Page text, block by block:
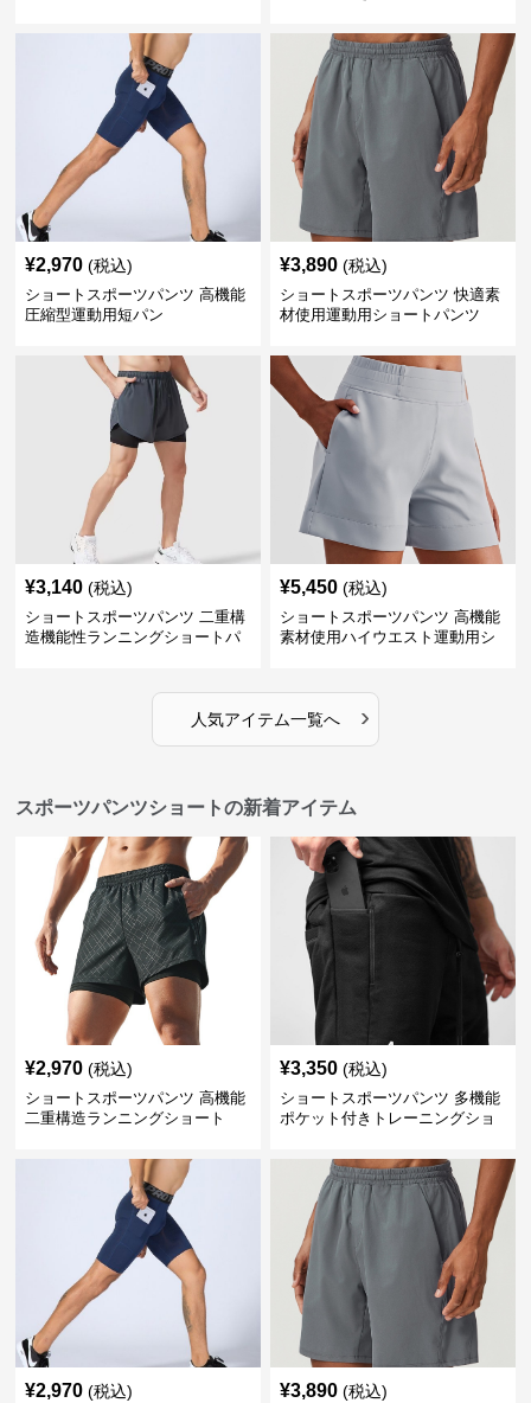
¥2,970 (税込)
ショートスポーツパンツ 高機能
圧縮型運動用短パン
¥3,890 (税込)
ショートスポーツパンツ 快適素
材使用運動用ショートパンツ
¥3,140 (税込)
ショートスポーツパンツ 二重構
造機能性ランニングショートパ
¥5,450 (税込)
ショートスポーツパンツ 高機能
素材使用ハイウエスト運動用シ
人気アイテム一覧へ ›
スポーツパンツショートの新着アイテム
¥2,970 (税込)
ショートスポーツパンツ 高機能
二重構造ランニングショート
¥3,350 (税込)
ショートスポーツパンツ 多機能
ポケット付きトレーニングショ
¥2,970 (税込) ¥3,890 (税込)